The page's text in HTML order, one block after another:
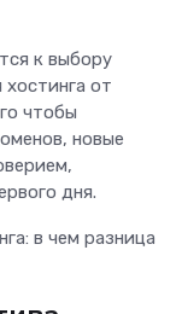
к выбору
от
чтобы
новые
дня.
в чем разница